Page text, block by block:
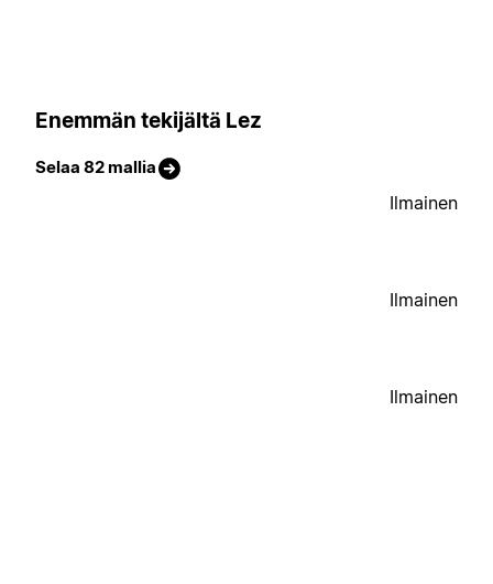
Enemmän tekijältä Lez
Selaa 82 mallia
Ilmainen
Ilmainen
Ilmainen